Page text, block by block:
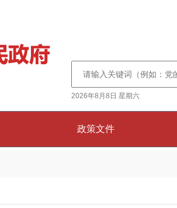
2026年8月8日 星期六
政策文件